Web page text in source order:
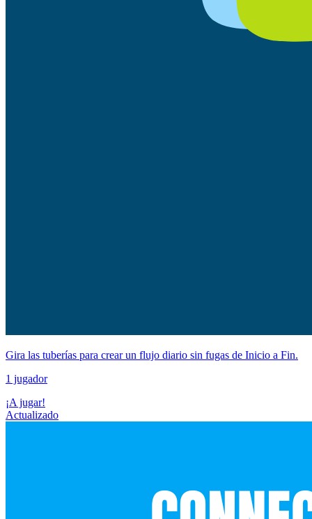
Gira las tuberías para crear un flujo diario sin fugas de Inicio a Fin.
1 jugador
¡A jugar!
Actualizado